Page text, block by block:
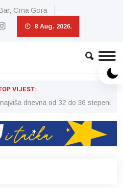
Crna Gora
8 Aug. 2026.
VIJEST:
dnevna od 32 do 36 stepeni